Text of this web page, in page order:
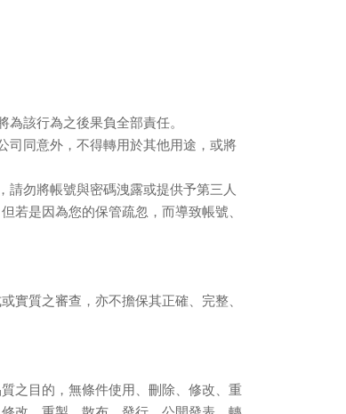
該行為之後果負全部責任。
司同意外，不得轉用於其他用途，或將
請勿將帳號與密碼洩露或提供予第三人
是因為您的保管疏忽，而導致帳號、
質之審查，亦不擔保其正確、完整、
之目的，無條件使用、刪除、修改、重